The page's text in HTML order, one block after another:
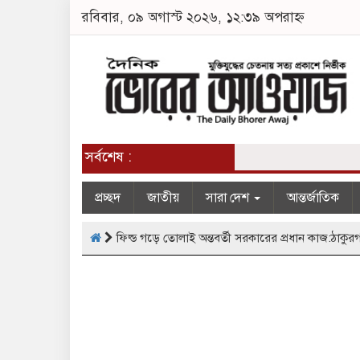
রবিবার, ০৯ অগাস্ট ২০২৬, ১২:৩৯ অপরাহ্ন
সর্বশেষ :
প্রচ্ছদ জাতীয় সারা দেশ আন্তর্জাতিক
ফিল্ড গড়ে তোলাই অন্তবর্তী সরকারের প্রধান